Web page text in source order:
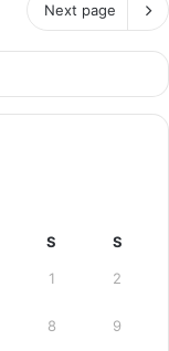
Next page
S S
1 2
8 9